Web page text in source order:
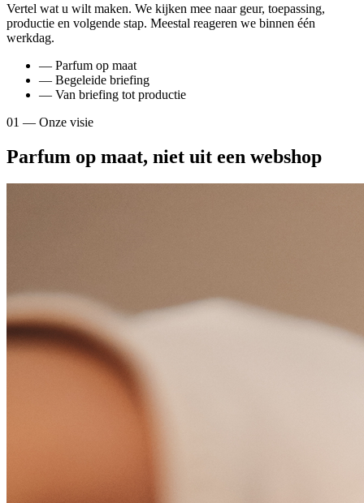
Vertel wat u wilt maken. We kijken mee naar geur, toepassing,
productie en volgende stap. Meestal reageren we binnen één
werkdag.
— Parfum op maat
— Begeleide briefing
— Van briefing tot productie
01 — Onze visie
Parfum op maat, niet uit een webshop